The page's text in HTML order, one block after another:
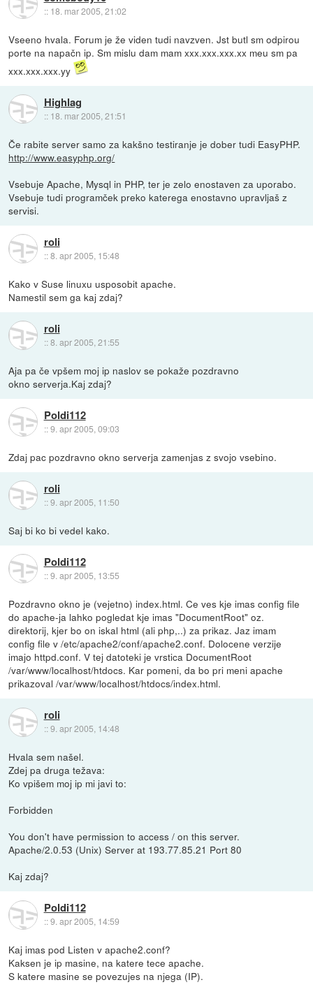
:: 18. mar 2005, 21:02
Vseeno hvala. Forum je že viden tudi navzven. Jst butl sm odpirou
porte na napačn ip. Sm mislu dam mam xxx.xxx.xxx.xx meu sm pa
xxx.xxx.xxx.yy
Highlag
:: 18. mar 2005, 21:51
Če rabite server samo za kakšno testiranje je dober tudi EasyPHP.
http://www.easyphp.org/
Vsebuje Apache, Mysql in PHP, ter je zelo enostaven za uporabo.
Vsebuje tudi programček preko katerega enostavno upravljaš z
servisi.
roli
::8. apr 2005, 15:48
Kako v Suse linuxu usposobit apache.
Namestil sem ga kaj zdaj?
roli
::8. apr 2005, 21:55
Aja pa če vpšem moj ip naslov se pokaže pozdravno
okno serverja.Kaj zdaj?
Poldi112
::9. apr 2005, 09:03
Zdaj pac pozdravno okno serverja zamenjas z svojo vsebino.
roli
::9. apr 2005, 11:50
Saj bi ko bi vedel kako.
Poldi112
::9. apr 2005, 13:55
Pozdravno okno je (vejetno) index.html. Ce ves kje imas config file
do apache-ja lahko pogledat kje imas "DocumentRoot" oz.
direktorij, kjer bo on iskal html (ali php,..) za prikaz. Jaz imam
config file v /etc/apache2/conf/apache2.conf. Dolocene verzije
imajo httpd.conf. V tej datoteki je vrstica DocumentRoot
/var/www/localhost/htdocs. Kar pomeni, da bo pri meni apache
prikazoval /var/www/localhost/htdocs/index.html.
roli
::9. apr 2005, 14:48
Hvala sem našel.
Zdej pa druga težava:
Ko vpišem moj ip mi javi to:
Forbidden
You don't have permission to access / on this server.
Apache/2.0.53 (Unix) Server at 193.77.85.21 Port 80
Kaj zdaj?
Poldi112
::9. apr 2005, 14:59
Kaj imas pod Listen v apache2.conf?
Kaksen je ip masine, na katere tece apache.
S katere masine se povezujes na njega (IP).